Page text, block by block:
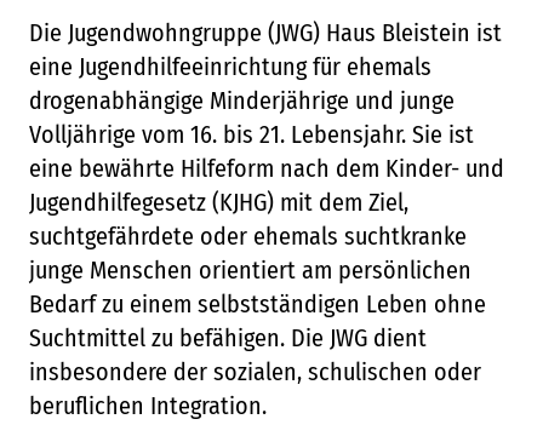
Die Jugendwohngruppe (JWG) Haus Bleistein ist
eine Jugendhilfeeinrichtung für ehemals
drogenabhängige Minderjährige und junge
Volljährige vom 16. bis 21. Lebensjahr. Sie ist
eine bewährte Hilfeform nach dem Kinder- und
Jugendhilfegesetz (KJHG) mit dem Ziel,
suchtgefährdete oder ehemals suchtkranke
junge Menschen orientiert am persönlichen
Bedarf zu einem selbstständigen Leben ohne
Suchtmittel zu befähigen. Die JWG dient
insbesondere der sozialen, schulischen oder
beruflichen Integration.